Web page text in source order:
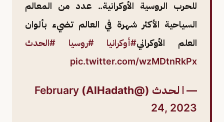
للحرب الروسية الأوكرانية.. عدد من المعالم
السياحية الأكثر شهرة في العالم تضيء بألوان
العلم الأوكراني#أوكرانيا #روسيا
#الحدث
pic.twitter.com/wzMDtnRkPx
— ا لـحـدث (@AlHadath)
February
24, 2023